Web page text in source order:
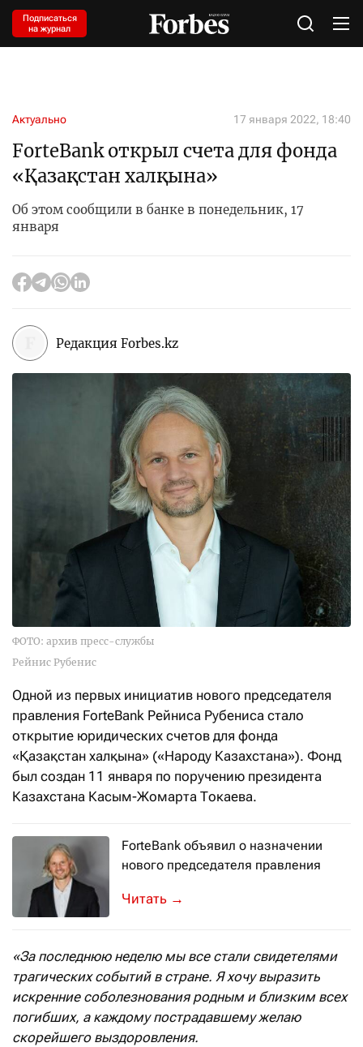
Подписаться
на журнал
Актуально 17 января 2022, 18:40
ForteBank открыл счета для фонда
«Қазақстан халқына»
Об этом сообщили в банке в понедельник, 17
января
Редакция Forbes.kz
ФОТО: архив пресс-службы
Рейнис Рубенис
Одной из первых инициатив нового председателя
правления ForteBank Рейниса Рубениса стало
открытие юридических счетов для фонда
«Қазақстан халқына» («Народу Казахстана»). Фонд
был создан 11 января по поручению президента
Казахстана Касым-Жомарта Токаева.
ForteBank объявил о назначении
нового председателя правления
Банк сделал заявление в среду, 12
→
«За последнюю неделю мы все стали свидетелями
трагических событий в стране. Я хочу выразить
искренние соболезнования родным и близким всех
погибших, а каждому пострадавшему желаю
скорейшего выздоровления.